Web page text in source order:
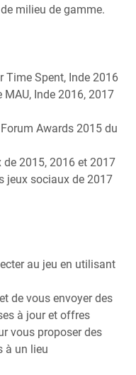
milieu de gamme.
Time Spent, Inde 2016
MAU, Inde 2016, 2017
Awards 2015 du
de 2015, 2016 et 2017
jeux sociaux de 2017
au jeu en utilisant
de vous envoyer des
à jour et offres
vous proposer des
à un lieu